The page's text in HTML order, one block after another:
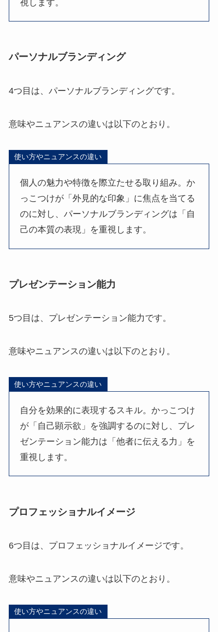
視します。
パーソナルブランディング
4つ目は、パーソナルブランディングです。
意味やニュアンスの違いは以下のとおり。
使い方やニュアンスの違い
個人の魅力や特徴を際立たせる取り組み。か
っこつけが「外見的な印象」に焦点を当てる
のに対し、パーソナルブランディングは「自
己の本質の表現」を重視します。
プレゼンテーション能力
5つ目は、プレゼンテーション能力です。
意味やニュアンスの違いは以下のとおり。
使い方やニュアンスの違い
自分を効果的に表現するスキル。かっこつけ
が「自己顕示欲」を強調するのに対し、プレ
ゼンテーション能力は「他者に伝える力」を
重視します。
プロフェッショナルイメージ
6つ目は、プロフェッショナルイメージです。
意味やニュアンスの違いは以下のとおり。
使い方やニュアンスの違い